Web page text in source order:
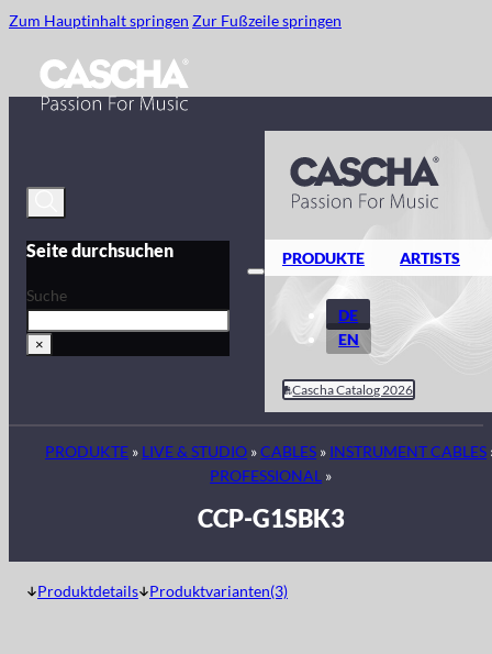
Zum Hauptinhalt springen Zur Fußzeile springen
Seite durchsuchen
Suche
×
PRODUKTE ARTISTS
DE
EN
Cascha Catalog 2026
PRODUKTE » LIVE & STUDIO »CABLES » INSTRUMENT CABLES
PROFESSIONAL »
CCP-G1SBK3
Produktdetails Produktvarianten(3)